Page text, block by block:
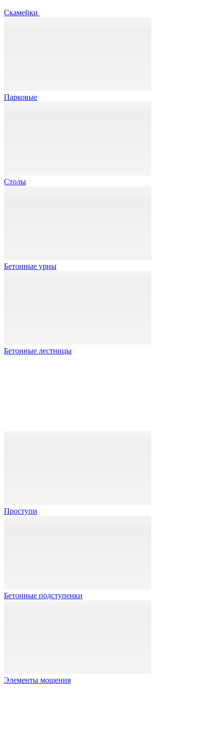
Скамейки
Парковые
Столы
Бетонные урны
Бетонные лестницы
Проступи
Бетонные подступенки
Элементы мощения